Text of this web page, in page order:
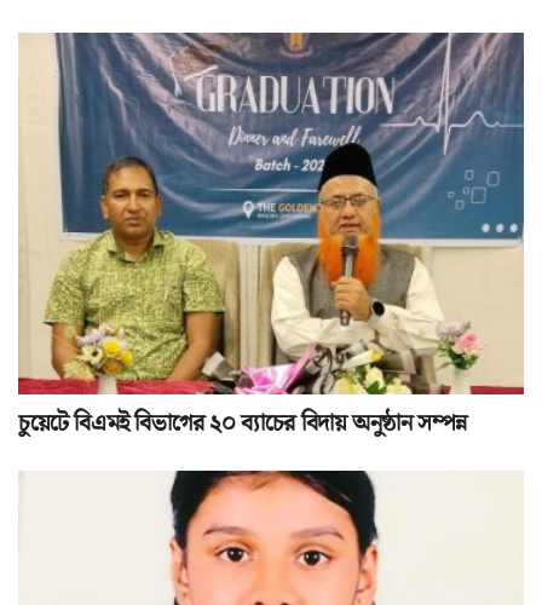
চুয়েটে বিএমই বিভাগের ২০ ব্যাচের বিদায় অনুষ্ঠান সম্পন্ন